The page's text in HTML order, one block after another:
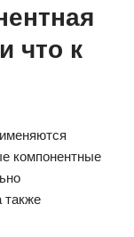
что к
компонентные
также